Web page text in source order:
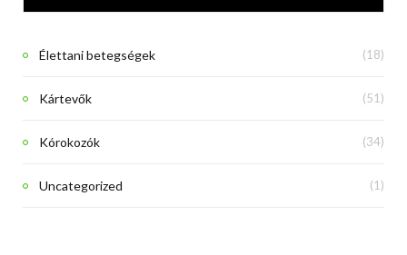
Élettani betegségek (18)
Kártevők (51)
Kórokozók (34)
Uncategorized (1)